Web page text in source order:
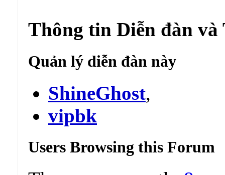
Thông tin Diễn đàn và
Quản lý diễn đàn này
ShineGhost,
vipbk
Users Browsing this Forum